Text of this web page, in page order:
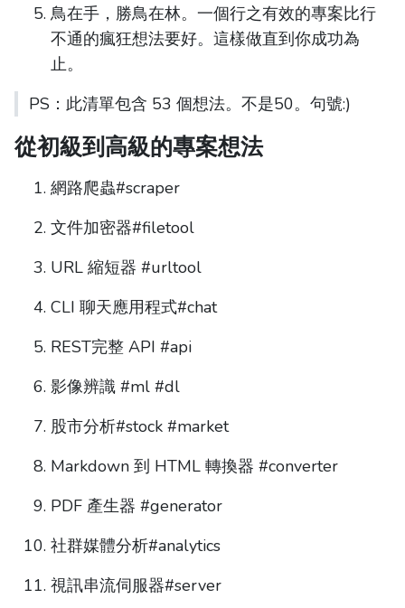
鳥在手，勝鳥在林。一個行之有效的專案比行
不通的瘋狂想法要好。這樣做直到你成功為
止。
PS：此清單包含 53 個想法。不是50。句號:)
從初級到高級的專案想法
網路爬蟲#scraper
文件加密器#filetool
URL 縮短器 #urltool
CLI 聊天應用程式#chat
REST完整 API #api
影像辨識 #ml #dl
股市分析#stock #market
Markdown 到 HTML 轉換器 #converter
PDF 產生器 #generator
社群媒體分析#analytics
視訊串流伺服器#server